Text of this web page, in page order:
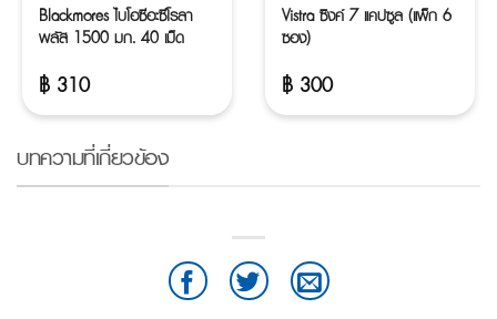
Blackmores ไบโอซีอะซีโรลา
พลัส 1500 มก. 40 เม็ด
฿ 310
Vistra ซิงค์ 7 แคปซูล (แพ็ก 6
ซอง)
฿ 300
บทความที่เกี่ยวข้อง